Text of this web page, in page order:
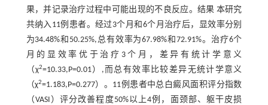
果，并记录治疗过程中可能出现的不良反应。结果 本研究
共纳入11例患者。经过3个月和6个月治疗后，显效率分别
为34.48%和50.25%,总有效率为67.98%和72.91%。治疗6个
月的显效率优于治疗3个月，差异有统计学意义
（χ2=10.33,P=0.01）,而总有效率比较差异无统计学意义
（χ2=1.183,P=0.277）。11例患者中总白癜风面积评分指数
（VASI）评分改善程度50%以上4例，面颈部、躯干皮损